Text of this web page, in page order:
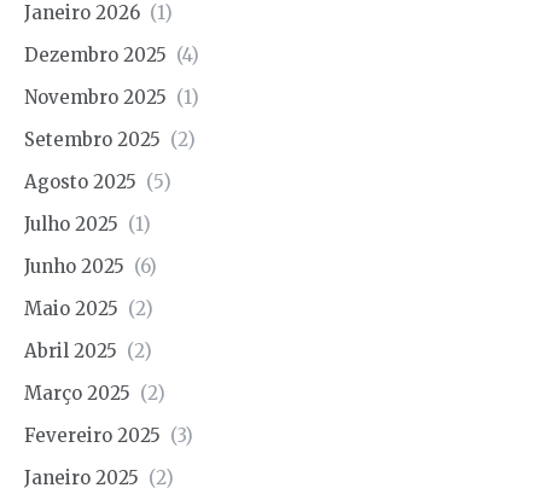
Janeiro 2026 (1)
Dezembro 2025 (4)
Novembro 2025 (1)
Setembro 2025 (2)
Agosto 2025 (5)
Julho 2025 (1)
Junho 2025 (6)
Maio 2025 (2)
Abril 2025 (2)
Março 2025 (2)
Fevereiro 2025 (3)
Janeiro 2025 (2)